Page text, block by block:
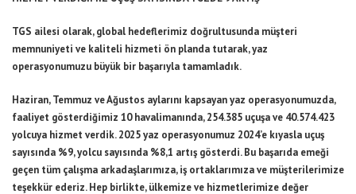
TGS ailesi olarak, global hedeflerimiz doğrultusunda müşteri
memnuniyeti ve kaliteli hizmeti ön planda tutarak, yaz
operasyonumuzu büyük bir başarıyla tamamladık.
Haziran, Temmuz ve Ağustos aylarını kapsayan yaz operasyonumuzda,
faaliyet gösterdiğimiz 10 havalimanında, 254.385 uçuşa ve 40.574.423
yolcuya hizmet verdik. 2025 yaz operasyonumuz 2024’e kıyasla uçuş
sayısında %9, yolcu sayısında %8,1 artış gösterdi. Bu başarıda emeği
geçen tüm çalışma arkadaşlarımıza, iş ortaklarımıza ve müşterilerimize
teşekkür ederiz. Hep birlikte, ülkemize ve hizmetlerimize değer